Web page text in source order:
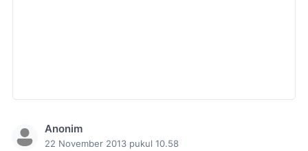
Anonim
22 November 2013 pukul 10.58